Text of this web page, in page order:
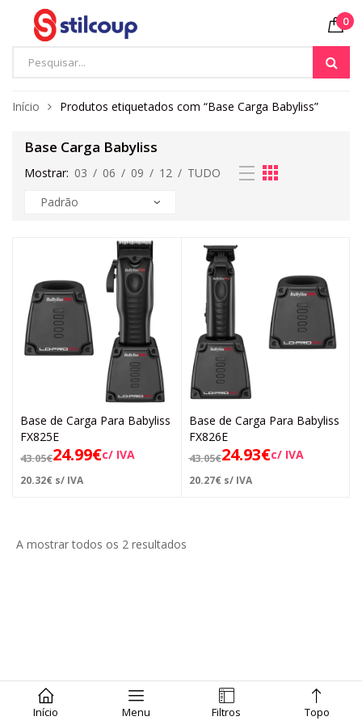
0
Início Menu Filtros Topo
Início Produtos etiquetados com “Base Carga Babyliss”
Base Carga Babyliss
Mostrar: 03 / 06 / 09 / 12 / TUDO
Base de Carga Para Babyliss
FX825E
43.05€24.99€c/ IVA
20.32€ s/ IVA
Base de Carga Para Babyliss
FX826E
43.05€24.93€c/ IVA
20.27€ s/ IVA
A mostrar todos os 2 resultados